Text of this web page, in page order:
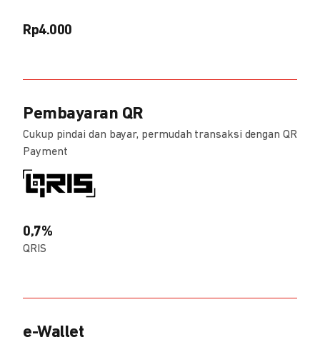
Rp4.000
Pembayaran QR
Cukup pindai dan bayar, permudah transaksi dengan QR
Payment
0,7%
QRIS
e-Wallet